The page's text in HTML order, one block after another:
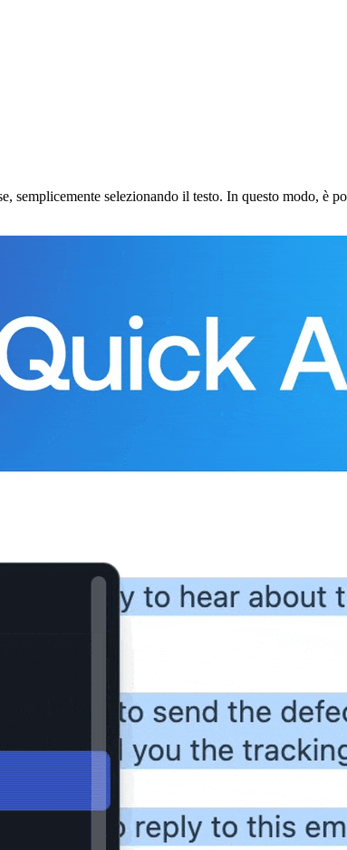
selezionando il testo. In questo modo, è